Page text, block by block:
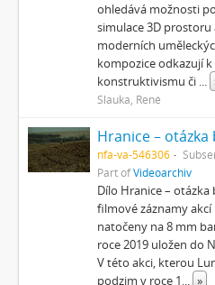
ohledává možnosti
simulace 3D
moderních
kompozice odkazují
konstruktivismu či ...
Slauka, René
Hranice –
nfa-va-546306
Part ofVideoarchiv
Dílo Hranice –
filmové záznamy
natočeny na 8 mm
roce 2019 uložen do
V této akci, kterou
podzim v roce 1... »